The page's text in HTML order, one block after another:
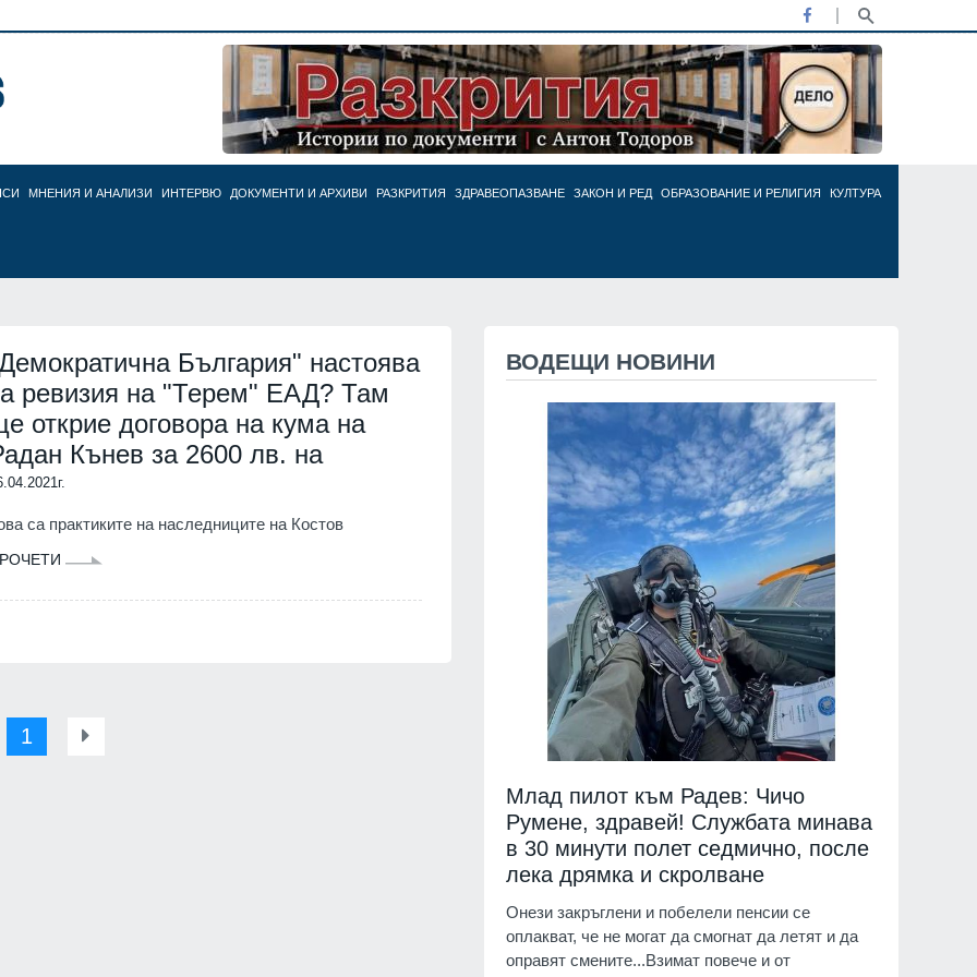
МНЕНИЯ И АНАЛИЗИ ИНТЕРВЮ ДОКУМЕНТИ И АРХИВИ РАЗКРИТИЯ ЗДРАВЕОПАЗВАНЕ ЗАКОН И РЕД ОБРАЗОВАНИЕ И РЕЛИГИЯ КУЛТУРА
България" настоява
ревизия на "Терем" ЕАД? Там
открие договора на кума на
Кънев за 2600 лв. на
са практиките на наследниците на Костов
1
ВОДЕЩИ НОВИНИ
Млад пилот към Радев: Чичо
Румене, здравей! Службата минава
в 30 минути полет седмично, после
лека дрямка и скролване
Онези закръглени и побелели пенсии се
оплакват, че не могат да смогнат да летят и да
оправят смените...Взимат повече и от